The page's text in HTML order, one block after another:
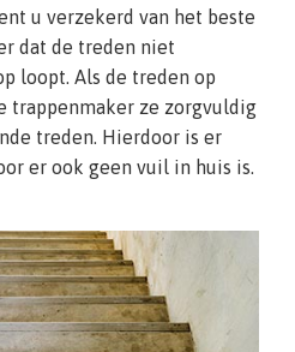
u verzekerd van het beste
dat de treden niet
loopt. Als de treden op
trappenmaker ze zorgvuldig
treden. Hierdoor is er
er ook geen vuil in huis is.